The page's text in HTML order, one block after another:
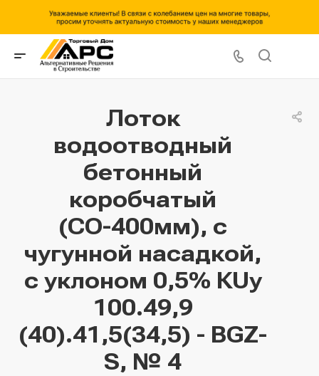
Лоток
водоотводный
бетонный
коробчатый
(СО-400мм), с
чугунной насадкой,
с уклоном 0,5% КUу
100.49,9
(40).41,5(34,5) - BGZ-
S, № 4